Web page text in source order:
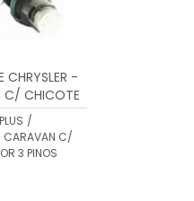
CHRYSLER -
C/ CHICOTE
3 PINOS
/
CARAVAN C/
3 PINOS